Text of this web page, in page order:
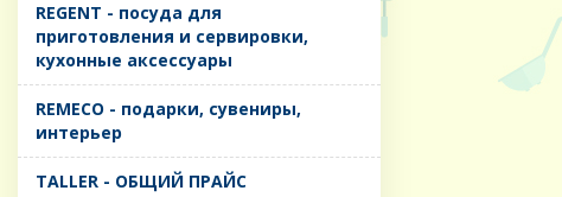
REGENT - посуда для
приготовления и сервировки,
кухонные аксессуары
REMECO - подарки, сувениры,
интерьер
TALLER - ОБЩИЙ ПРАЙС